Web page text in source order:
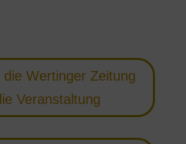
die Wertinger Zeitung
Veranstaltung